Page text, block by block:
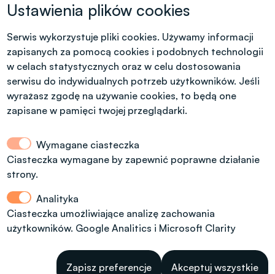
Kontakt dla kandydatów z polskim
obywatelstwem
Dział Rekrutacji Politechniki Łódzkiej
ul. Radwańska 29, budynek A13, (dodatkowe
wejście od ul. Stefanowskiego 22)
tel.: 42 6312092, 42 6312974
rekrutacja@info.p.lodz.pl
Godziny otwarcia: 8.00 - 15.00
Tel. +48 42 631 23 14
microcredentials@info.p.lodz.pl
Ustawienia plików cookies
Serwis wykorzystuje pliki cookies. Używamy informacji
zapisanych za pomocą cookies i podobnych technologii
w celach statystycznych oraz w celu dostosowania
serwisu do indywidualnych potrzeb użytkowników. Jeśli
wyrażasz zgodę na używanie cookies, to będą one
zapisane w pamięci twojej przeglądarki.
Wymagane ciasteczka
Ciasteczka wymagane by zapewnić poprawne działanie
strony.
Analityka
Ciasteczka umożliwiające analizę zachowania
użytkowników. Google Analitics i Microsoft Clarity
Zapisz preferencje Akceptuj wszystkie